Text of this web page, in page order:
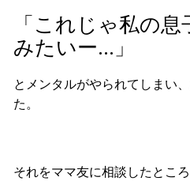
「これじゃ私の
みたいー…」
とメンタルがやられてしまい
た。
それをママ友に相談したとこ